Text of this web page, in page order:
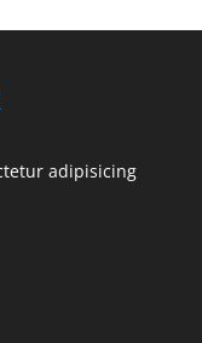
adipisicing